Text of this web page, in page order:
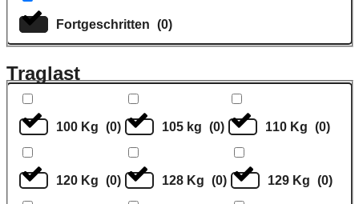
Fortgeschritten (0)
Traglast
100 Kg (0) 105 kg (0) 110 Kg (0)
120 Kg (0) 128 Kg (0) 129 Kg (0)